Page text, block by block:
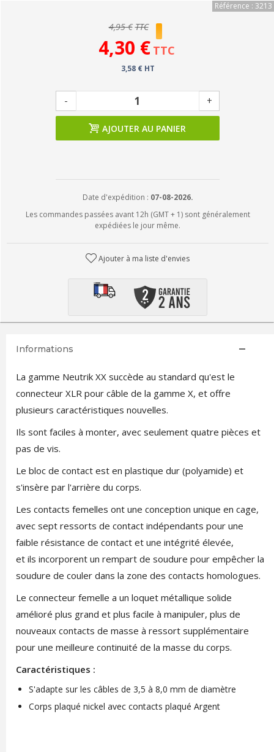
Référence : 3213
4,95 € TTC
4,30 € TTC
3,58 € HT
- +
AJOUTER AU PANIER
Date d'expédition : 07-08-2026.
Les commandes passées avant 12h (GMT + 1) sont généralement
expédiées le jour même.
Ajouter à ma liste d'envies
Informations
La gamme Neutrik XX succède au standard qu'est le
connecteur XLR pour câble de la gamme X, et offre
plusieurs caractéristiques nouvelles.
Ils sont faciles à monter, avec seulement quatre pièces et
pas de vis.
Le bloc de contact est en plastique dur (polyamide) et
s'insère par l'arrière du corps.
Les contacts femelles ont une conception unique en cage,
avec sept ressorts de contact indépendants pour une
faible résistance de contact et une intégrité élevée,
et ils incorporent un rempart de soudure pour empêcher la
soudure de couler dans la zone des contacts homologues.
Le connecteur femelle a un loquet métallique solide
amélioré plus grand et plus facile à manipuler, plus de
nouveaux contacts de masse à ressort supplémentaire
pour une meilleure continuité de la masse du corps.
Caractéristiques :
S'adapte sur les câbles de 3,5 à 8,0 mm de diamètre
Corps plaqué nickel avec contacts plaqué Argent